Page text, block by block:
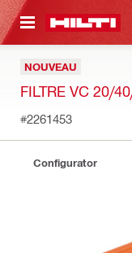
NOUVEAU
FILTRE VC 20/
#2261453
Configurator